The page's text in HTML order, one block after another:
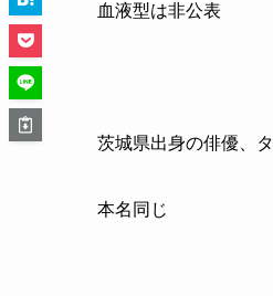
血液型は非公表
茨城県出身の俳優、
本名同じ